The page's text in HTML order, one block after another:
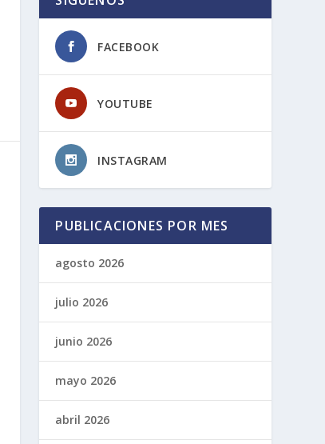
FACEBOOK
YOUTUBE
INSTAGRAM
PUBLICACIONES POR MES
agosto 2026
julio 2026
junio 2026
mayo 2026
abril 2026